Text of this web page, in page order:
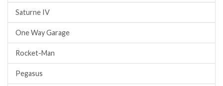
Saturne IV
One Way Garage
Rocket-Man
Pegasus